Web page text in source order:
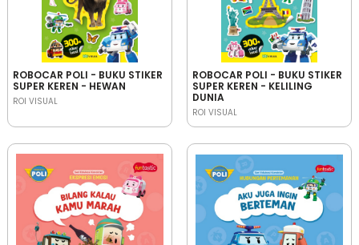
ROBOCAR POLI - BUKU STIKER
SUPER KEREN - HEWAN
ROI VISUAL
ROBOCAR POLI - BUKU STIKER
SUPER KEREN - KELILING
DUNIA
ROI VISUAL